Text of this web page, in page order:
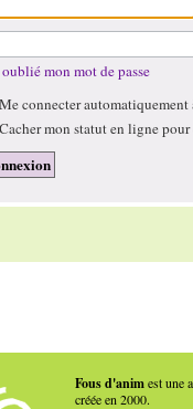
oublié mon mot de passe
Me connecter automatiquement
Cacher mon statut en ligne pour
Fous d'animest une
créée en 2000.